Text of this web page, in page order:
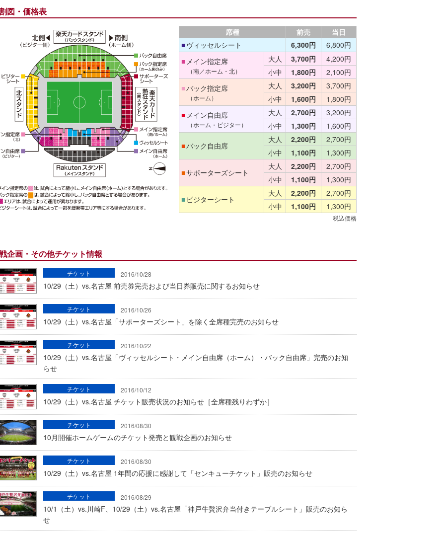
図・価格表
税込価格
席種 前売 当日
■ヴィッセルシート 6,300円 6,800円
■ メイン指定席
（南／ホーム・北）
大人 3,700円
4,200円
小中
1,800円 2,100円
■バック指定席
（ホーム）
大人 3,200円
3,700円
小中
1,600円 1,800円
■ メイン自由席
（ホーム・ビジター）
大人 2,700円
3,200円
小中
1,300円 1,600円
■バック自由席
大人 2,200円
2,700円
小中
1,100円 1,300円
■サポーターズシート
大人 2,200円
2,700円
小中
1,100円 1,300円
■ ビジターシート
大人 2,200円
2,700円
小中
1,100円 1,300円
企画・その他チケット情報
2016/10/28
10/29（土）vs.名古屋 前売券完売および当日券販売に関するお知らせ
チケット
2016/10/26
10/29（土）vs.名古屋「サポーターズシート」を除く全席種完売のお知らせ
チケット
2016/10/22
10/29（土）vs.名古屋「ヴィッセルシート・メイン自由席（ホーム）・バック自由席」完売のお知
らせ
チケット
2016/10/12
10/29（土）vs.名古屋 チケット販売状況のお知らせ［全席種残りわずか］
チケット
2016/08/30
10月開催ホームゲームのチケット発売と観戦企画のお知らせ
チケット
2016/08/30
10/29（土）vs.名古屋 1年間の応援に感謝して「センキューチケット」販売のお知らせ
チケット
2016/08/29
10/1（土）vs.川崎F、10/29（土）vs.名古屋「神戸牛贅沢弁当付きテーブルシート」販売のお知ら
せ
チケット